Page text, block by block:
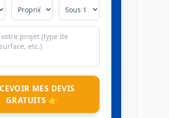
MES DEVIS
GRATUITS 👉